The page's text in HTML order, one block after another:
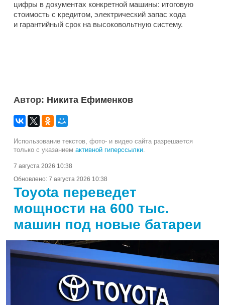
цифры в документах конкретной машины: итоговую
стоимость с кредитом, электрический запас хода
и гарантийный срок на высоковольтную систему.
Автор: Никита Ефименков
Использование текстов, фото- и видео сайта разрешается
только с указанием активной гиперссылки
7 августа 2026 10:38
Обновлено: 7 августа 2026 10:38
Toyota переведет
мощности на 600 тыс.
машин под новые батареи